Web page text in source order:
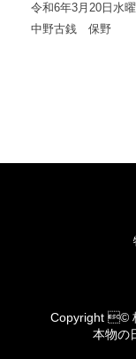
令和6年3月20日水
中野古銭 保野
Copyright ©
本物の